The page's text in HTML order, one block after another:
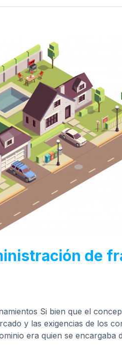
de
Si bien que el
y las exigencias de los
era quien se encargaba